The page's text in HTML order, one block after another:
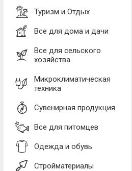
Туризм и Отдых
Все для дома и дачи
Все для сельского
хозяйства
Микроклиматическая
техника
Сувенирная продукция
Все для питомцев
Одежда и обувь
Стройматериалы